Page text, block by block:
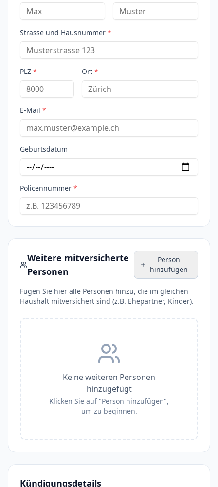
Strasse und Hausnummer *
PLZ * Ort *
E-Mail *
Geburtsdatum
Policennummer *
Weitere mitversicherte
Personen
Person
hinzufügen
Fügen Sie hier alle Personen hinzu, die im gleichen
Haushalt mitversichert sind (z.B. Ehepartner, Kinder).
Keine weiteren Personen
hinzugefügt
Klicken Sie auf "Person hinzufügen",
um zu beginnen.
Kündigungsdetails